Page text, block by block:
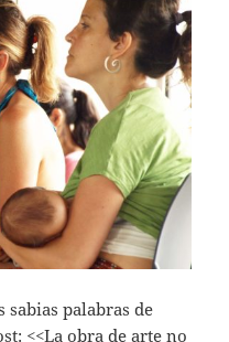
palabras de
<<La obra de arte no